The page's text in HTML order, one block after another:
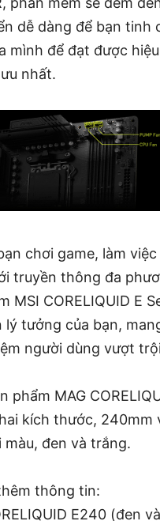
dễ dàng để bạn tinh
mình để đạt được
nhất.
chơi game, làm
truyền thông đa
MSI CORELIQUID E
lý tưởng của bạn,
người dùng vượt
phẩm MAG
kích thước, 240mm
màu, đen và trắng.
thông tin:
E240 (đen